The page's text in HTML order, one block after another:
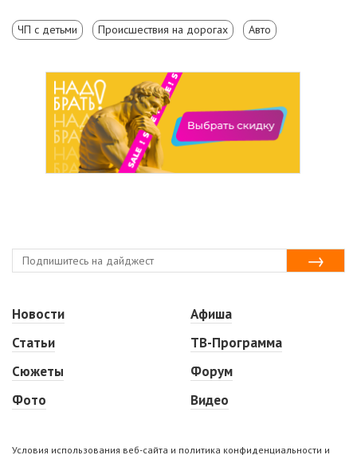
ЧП с детьми Происшествия на дорогах Авто
Новости
Статьи
Сюжеты
Фото
Афиша
ТВ-Программа
Форум
Видео
Условия использования веб-сайта и политика конфиденциальности и